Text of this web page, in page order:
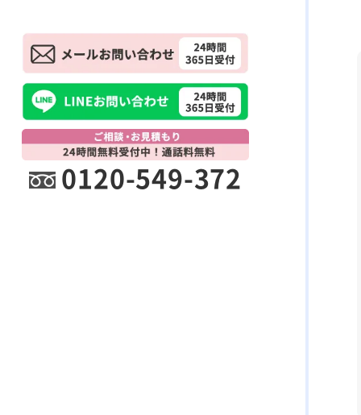
0120-549-372